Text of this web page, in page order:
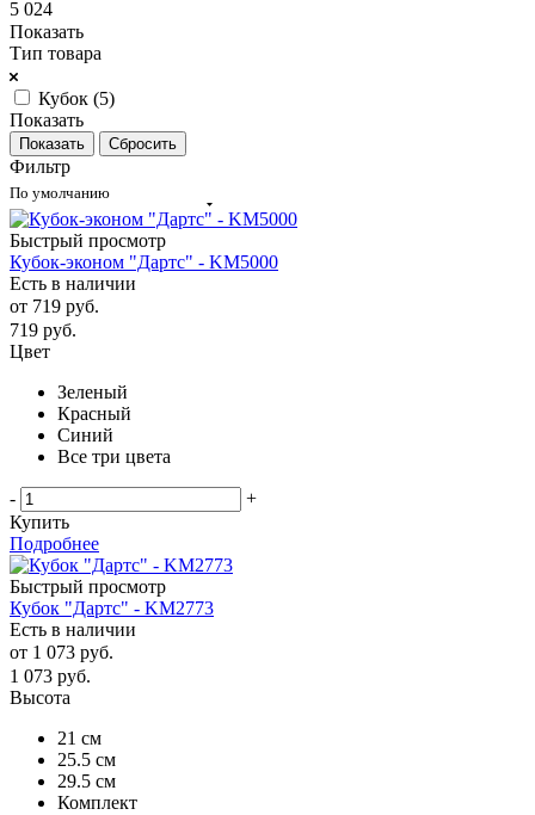
5 024
Показать
Тип товара
Кубок (5)
Показать
Сбросить
Фильтр
По умолчанию
Быстрый просмотр
Кубок-эконом "Дартс" - KM5000
Есть в наличии
от 719 руб.
719 руб.
Цвет
Зеленый
Красный
Синий
Все три цвета
-
+
Купить
Подробнее
Быстрый просмотр
Кубок "Дартс" - KM2773
Есть в наличии
от 1 073 руб.
1 073 руб.
Высота
21 см
25.5 см
29.5 см
Комплект